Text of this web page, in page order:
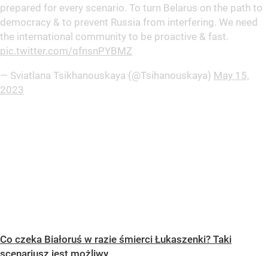
prepared for every scenario. To turn Belarus on the path to
democracy & to prevent Russia from interfering. We need
the international community to be proactive & fast.
pic.twitter.com/qfnsnPYBMZ
— Sviatlana Tsikhanouskaya (@Tsihanouskaya) May 15,
2023
Co czeka Białoruś w razie śmierci Łukaszenki? Taki
scenariusz jest możliwy